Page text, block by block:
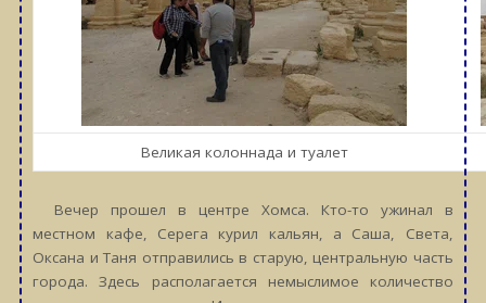
Великая колоннада и туалет
Вечер прошел в центре Хомса. Кто-то ужинал в
местном кафе, Серега курил кальян, а Саша, Света,
Оксана и Таня отправились в старую, центральную часть
города. Здесь располагается немыслимое количество